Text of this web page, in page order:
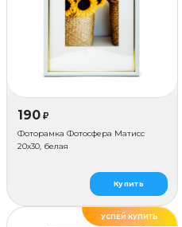
190 ₽
Фоторамка Фотосфера Матисс
20x30, белая
Купить
УСПЕЙ КУПИТЬ